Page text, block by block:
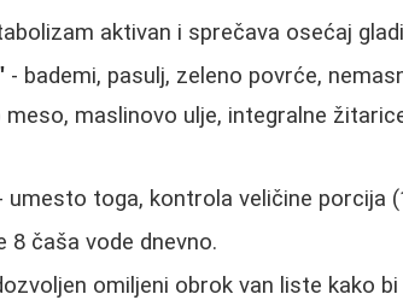
aktivan i sprečava osećaj
- bademi, pasulj, zeleno povrće,
maslinovo ulje, integralne
umesto toga, kontrola veličine porcija
8 čaša vode dnevno.
omiljeni obrok van liste kako